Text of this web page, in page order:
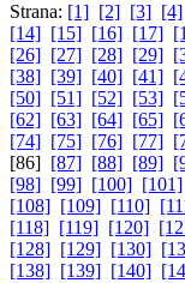
Strana: [1] [2] [3] [4]
[14] [15] [16] [17]
[26] [27] [28] [29]
[38] [39] [40] [41]
[50] [51] [52] [53]
[62] [63] [64] [65]
[74] [75] [76] [77]
[86] [87] [88] [89]
[98] [99] [100] [101]
[108] [109] [110]
[118] [119] [120]
[128] [129] [130]
[138] [139] [140]